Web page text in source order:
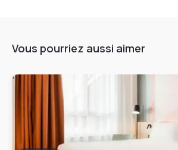
Vous pourriez aussi aimer